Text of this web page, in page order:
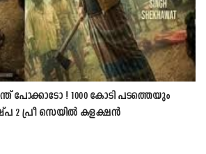
പോക്കാടോ ! 1000 കോടി പടത്തെയും
2 പ്രീ സെയിൽ കളക്ഷൻ